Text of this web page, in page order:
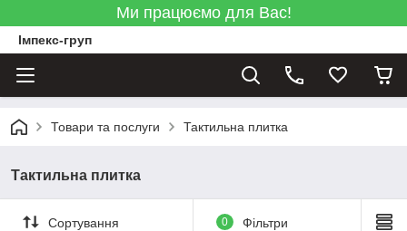
Ми працюємо для Вас!
Імпекс-груп
Товари та послуги Тактильна плитка
Тактильна плитка
Сортування 0 Фільтри